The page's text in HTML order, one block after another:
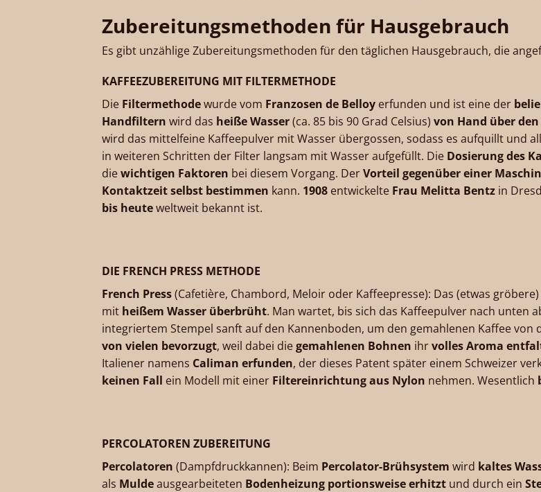
Zubereitungsmethoden für Hausgebrauch
Es gibt unzählige Zubereitungsmethoden für den täglichen Hausgebrauch, die
KAFFEEZUBEREITUNG MIT FILTERMETHODE
Die Filtermethodewurde vom Franzosen de Belloy erfunden und ist eine der
Handfiltern wird das heiße Wasser(ca. 85 bis 90 Grad Celsius) von Hand über
wird das mittelfeine Kaffeepulver mit Wasser übergossen, sodass es aufquillt und
in weiteren Schritten der Filter langsam mit Wasser aufgefüllt. Die Dosierung des
diewichtigen Faktoren bei diesem Vorgang. DerVorteil gegenüber einer
Kontaktzeit selbst bestimmen kann. 1908 entwickelte Frau Melitta Bentz in
bis heuteweltweit bekannt ist.
DIE FRENCH PRESS METHODE
French Press(Cafetière, Chambord, Meloir oder Kaffeepresse): Das (etwas gröbere)
mit heißem Wasser überbrüht. Man wartet, bis sich das Kaffeepulver nach unten
integriertem Stempel sanft auf den Kannenboden, um den gemahlenen Kaffee von
von vielen bevorzugt, weil dabei diegemahlenen Bohnen ihrvolles Aroma
Italiener namens Caliman erfunden, der dieses Patent später einem Schweizer
keinen Fall ein Modell mit einer Filtereinrichtung aus Nylon nehmen. Wesentlich
PERCOLATOREN ZUBEREITUNG
Percolatoren (Dampfdruckkannen): Beim Percolator-Brühsystem wird kaltes
als Muldeausgearbeiteten Bodenheizung portionsweise erhitzt und durch ein